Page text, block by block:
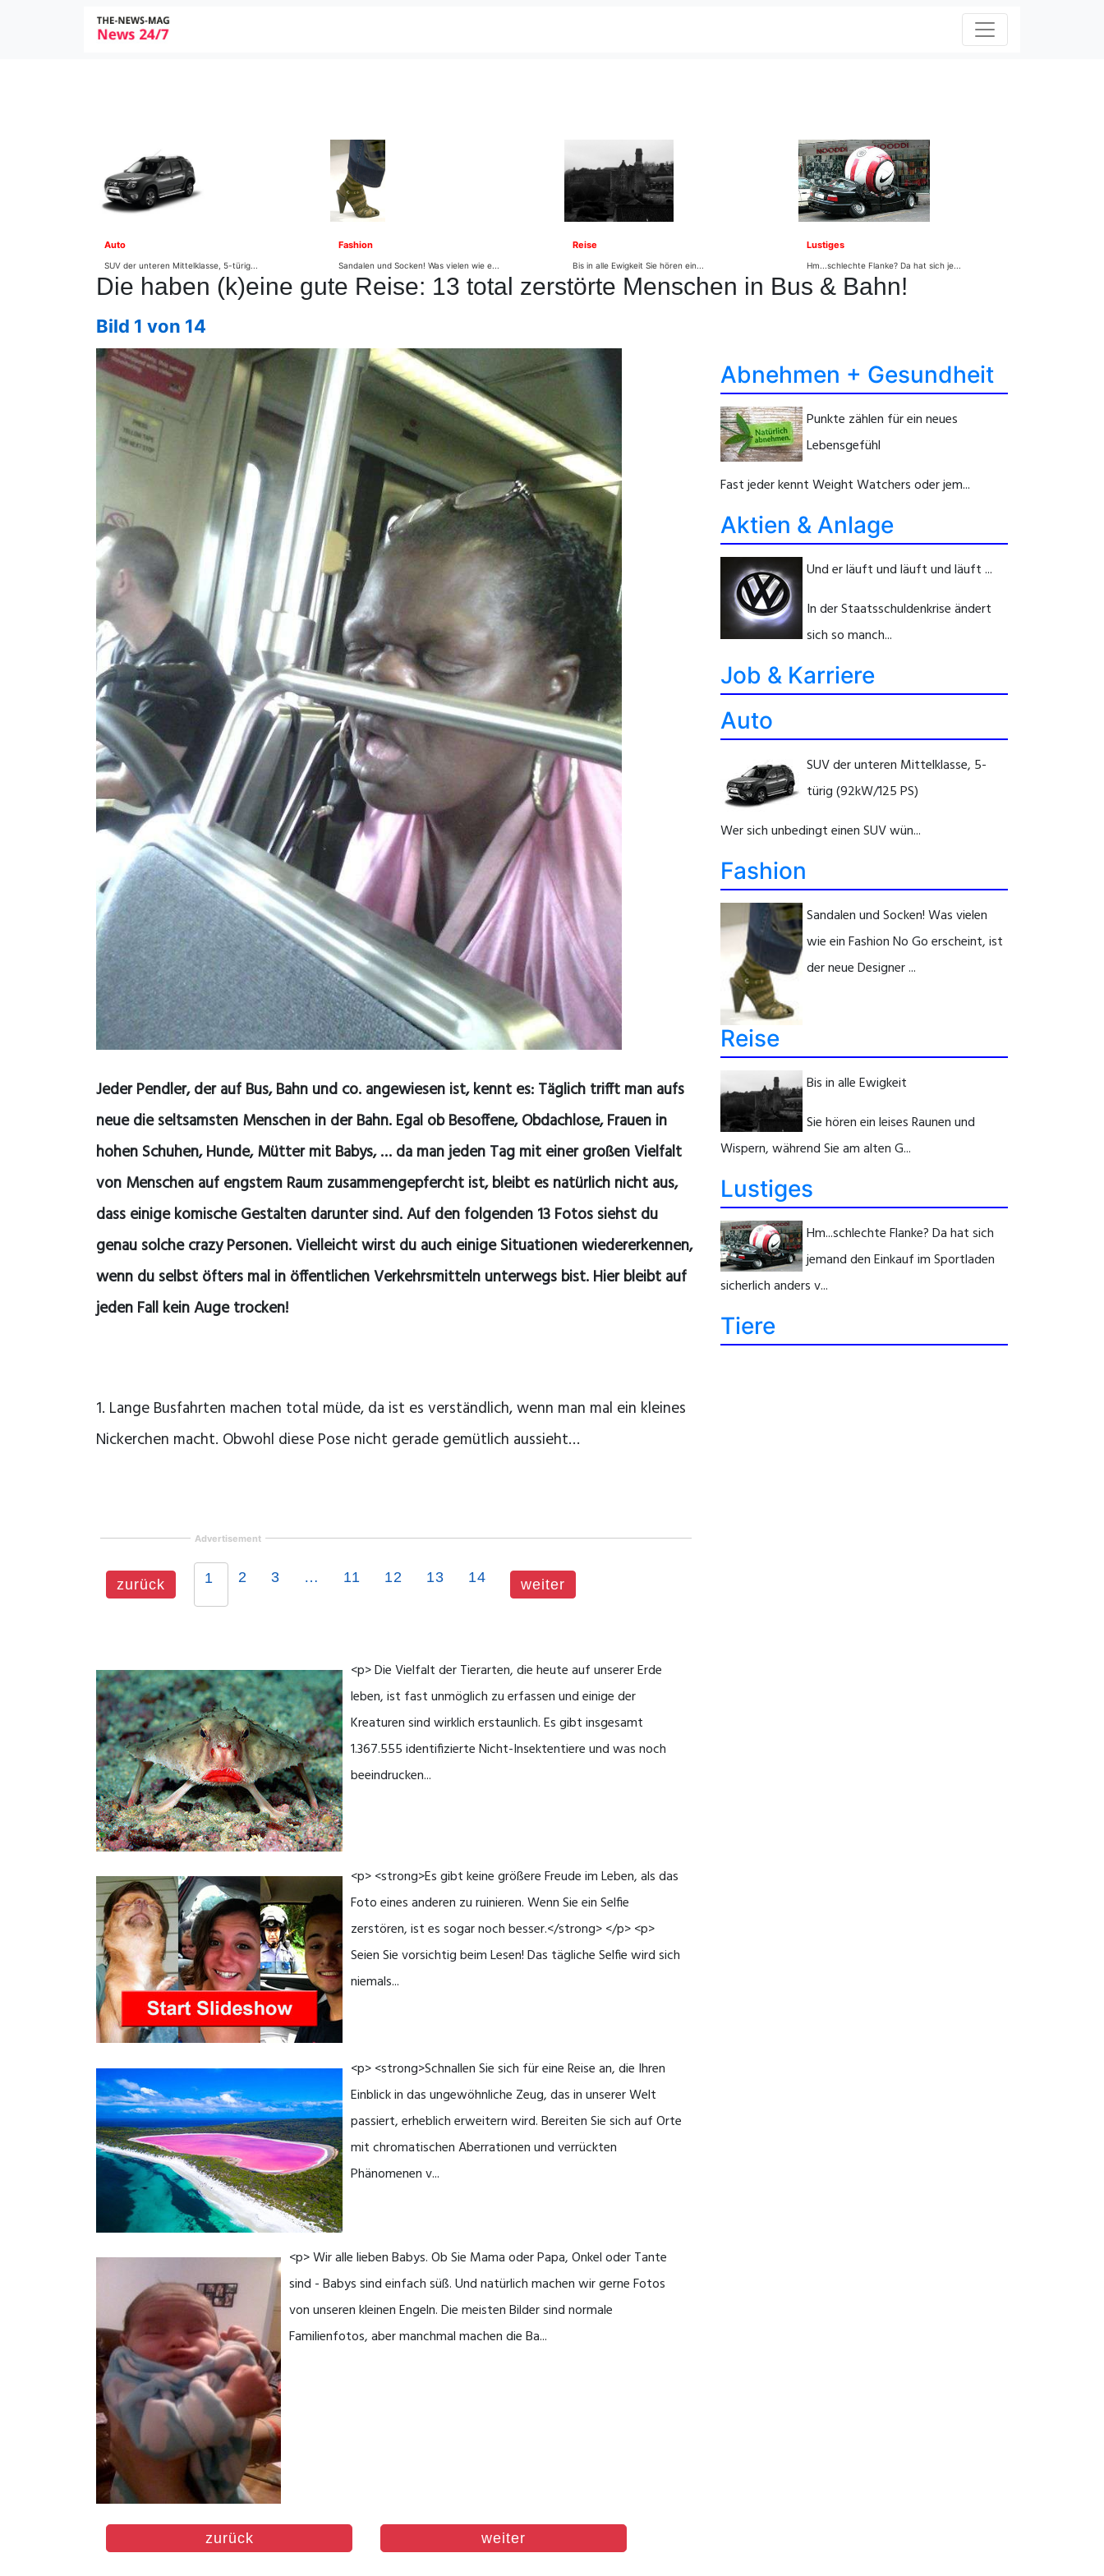
Auto
SUV der unteren Mittelklasse, 5-türig...
Fashion
Sandalen und Socken! Was vielen wie e...
Reise
Bis in alle Ewigkeit Sie hören ein...
Lustiges
Hm...schlechte Flanke? Da hat sich je...
Die haben (k)eine gute Reise: 13 total zerstörte Menschen in Bus & Bahn!
Bild 1 von 14
Jeder Pendler, der auf Bus, Bahn und co. angewiesen ist, kennt es: Täglich trifft man aufs
neue die seltsamsten Menschen in der Bahn. Egal ob Besoffene, Obdachlose, Frauen in
hohen Schuhen, Hunde, Mütter mit Babys, … da man jeden Tag mit einer großen Vielfalt
von Menschen auf engstem Raum zusammengepfercht ist, bleibt es natürlich nicht aus,
dass einige komische Gestalten darunter sind. Auf den folgenden 13 Fotos siehst du
genau solche crazy Personen. Vielleicht wirst du auch einige Situationen wiedererkennen,
wenn du selbst öfters mal in öffentlichen Verkehrsmitteln unterwegs bist. Hier bleibt auf
jeden Fall kein Auge trocken!
1. Lange Busfahrten machen total müde, da ist es verständlich, wenn man mal ein kleines
Nickerchen macht. Obwohl diese Pose nicht gerade gemütlich aussieht…
Advertisement
zurück 1 2 3 … 11 12 13 14 weiter
<p> Die Vielfalt der Tierarten, die heute auf unserer Erde
leben, ist fast unmöglich zu erfassen und einige der
Kreaturen sind wirklich erstaunlich. Es gibt insgesamt
1.367.555 identifizierte Nicht-Insektentiere und was noch
beeindrucken...
<p> <strong>Es gibt keine größere Freude im Leben, als das
Foto eines anderen zu ruinieren. Wenn Sie ein Selfie
zerstören, ist es sogar noch besser.</strong> </p> <p>
Seien Sie vorsichtig beim Lesen! Das tägliche Selfie wird sich
niemals...
<p> <strong>Schnallen Sie sich für eine Reise an, die Ihren
Einblick in das ungewöhnliche Zeug, das in unserer Welt
passiert, erheblich erweitern wird. Bereiten Sie sich auf Orte
mit chromatischen Aberrationen und verrückten
Phänomenen v...
<p> Wir alle lieben Babys. Ob Sie Mama oder Papa, Onkel oder Tante
sind - Babys sind einfach süß. Und natürlich machen wir gerne Fotos
von unseren kleinen Engeln. Die meisten Bilder sind normale
Familienfotos, aber manchmal machen die Ba...
zurück weiter
Abnehmen + Gesundheit
Punkte zählen für ein neues
Lebensgefühl
Fast jeder kennt Weight Watchers oder jem...
Aktien & Anlage
Und er läuft und läuft und läuft ...
In der Staatsschuldenkrise ändert
sich so manch...
Job & Karriere
Auto
SUV der unteren Mittelklasse, 5-
türig (92kW/125 PS)
Wer sich unbedingt einen SUV wün...
Fashion
Sandalen und Socken! Was vielen
wie ein Fashion No Go erscheint, ist
der neue Designer ...
Reise
Bis in alle Ewigkeit
Sie hören ein leises Raunen und
Wispern, während Sie am alten G...
Lustiges
Hm...schlechte Flanke? Da hat sich
jemand den Einkauf im Sportladen
sicherlich anders v...
Tiere